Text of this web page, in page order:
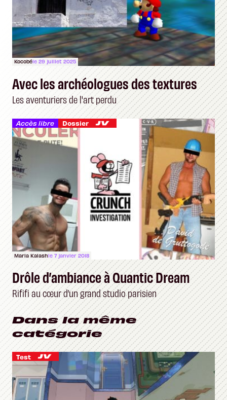
Kocobéle 29 juillet 2025
Avec les archéologues des textures
Les aventuriers de l'art perdu
Accès libre Dossier
Maria Kalashle 7 janvier 2018
Drôle d’ambiance à Quantic Dream
Rififi au cœur d’un grand studio parisien
Dans la même
catégorie
Test